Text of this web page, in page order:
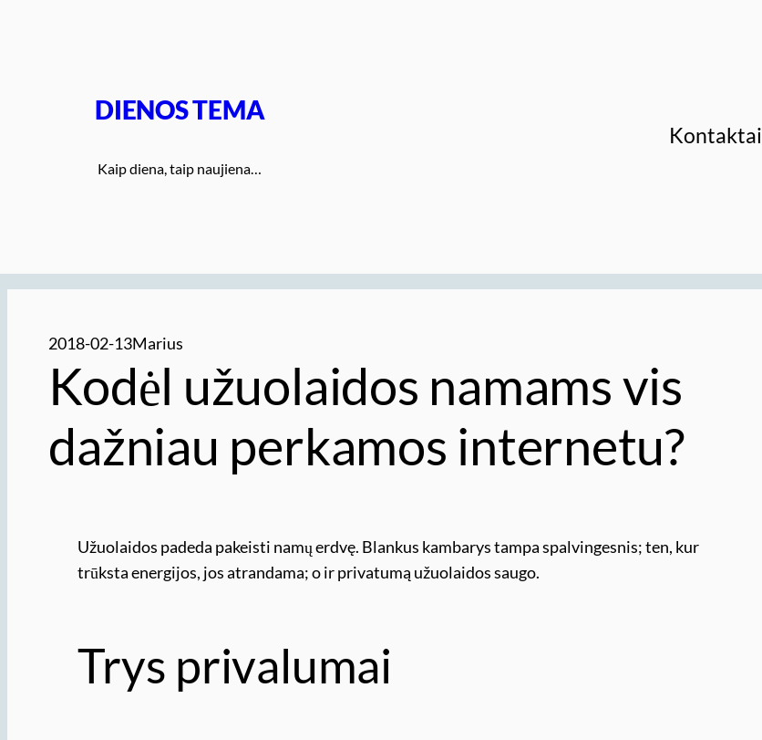
DIENOS TEMA
Kaip diena, taip naujiena…
Kontaktai
2018-02-13Marius
Kodėl užuolaidos namams vis
dažniau perkamos internetu?
Užuolaidos padeda pakeisti namų erdvę. Blankus kambarys tampa spalvingesnis; ten, kur
trūksta energijos, jos atrandama; o ir privatumą užuolaidos saugo.
Trys privalumai